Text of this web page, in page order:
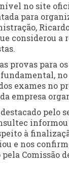
no site
para
considerou
provas para
exames no
empresa
pelo
à
e nos
Comissão